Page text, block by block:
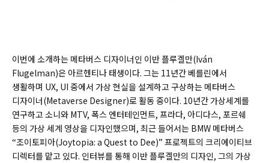
이번에 소개하는 메타버스 디자이너인 이반 플루겔만(Iván
Flugelman)은 아르헨티나 태생이다. 그는 11년간 베를린에서
생활하며 UX, UI 중에서 가상 현실을 설계하고 구상하는 메타버스
디자이너(Metaverse Designer)로 활동 중이다. 10년간 가상세계를
연구하고 소니와 MTV, 폭스 엔터테인먼트, 프라다, 아디다스, 포르쉐
등의 가상 세계 영상을 디자인했으며, 최근 들어서는 BMW 메타버스
“조이토피아(Joytopia: a Quest to Dee)” 프로젝트의 크리에이티브
디렉터를 맡고 있다. 인터뷰를 통해 이반 플루겔만의 디자인, 그의 가상